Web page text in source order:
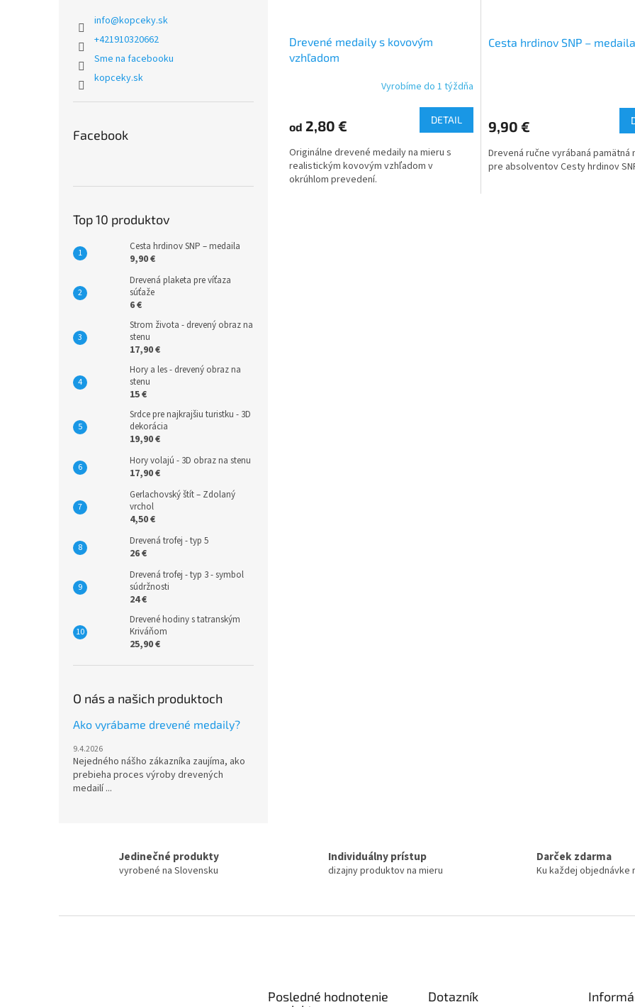
info@kopceky.sk
+421910320662
Sme na facebooku
kopceky.sk
Facebook
Top 10 produktov
Cesta hrdinov SNP – medaila
9,90 €
Drevená plaketa pre víťaza
súťaže
6 €
Strom života - drevený obraz na
stenu
17,90 €
Hory a les - drevený obraz na
stenu
15 €
Srdce pre najkrajšiu turistku - 3D
dekorácia
19,90 €
Hory volajú - 3D obraz na stenu
17,90 €
Gerlachovský štít – Zdolaný
vrchol
4,50 €
Drevená trofej - typ 5
26 €
Drevená trofej - typ 3 - symbol
súdržnosti
24 €
Drevené hodiny s tatranským
Kriváňom
25,90 €
O nás a našich produktoch
Ako vyrábame drevené medaily?
9.4.2026
Nejedného nášho zákazníka zaujíma, ako
prebieha proces výroby drevených
medailí ...
Drevené medaily s kovovým
vzhľadom
Vyrobíme do 1 týždňa
od 2,80 € DETAIL
Originálne drevené medaily na mieru s
realistickým kovovým vzhľadom v
okrúhlom prevedení.
Cesta hrdinov SNP – medaila
je
z
5
9,90 €
Drevená ručne vyrábaná pamätná
pre absolventov Cesty hrdinov
Jedinečné produkty
vyrobené na Slovensku
Individuálny prístup
dizajny produktov na mieru
Darček zdarma
Ku každej objednávke
Posledné hodnotenie
Dotazník